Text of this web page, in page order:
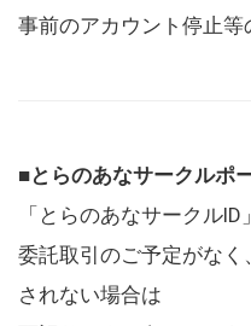
事前のアカウント停止等
■とらのあなサークルポ
「とらのあなサークル
委託取引のご予定がな
されない場合は